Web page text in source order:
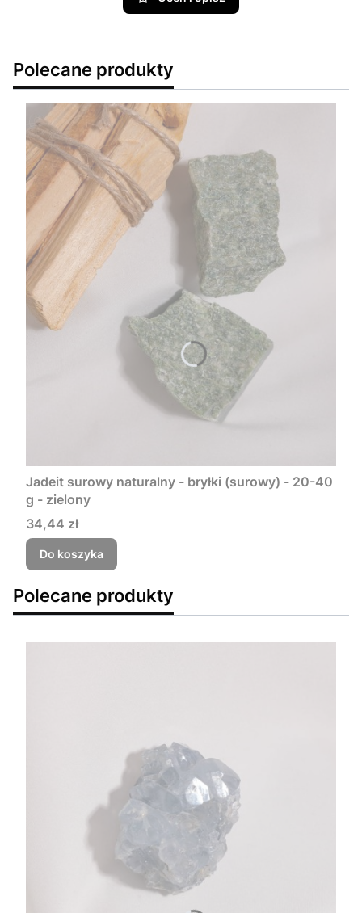
Polecane produkty
Jadeit surowy naturalny - bryłki (surowy) - 20-40
g - zielony
Cena
34,44 zł
Do koszyka
Polecane produkty